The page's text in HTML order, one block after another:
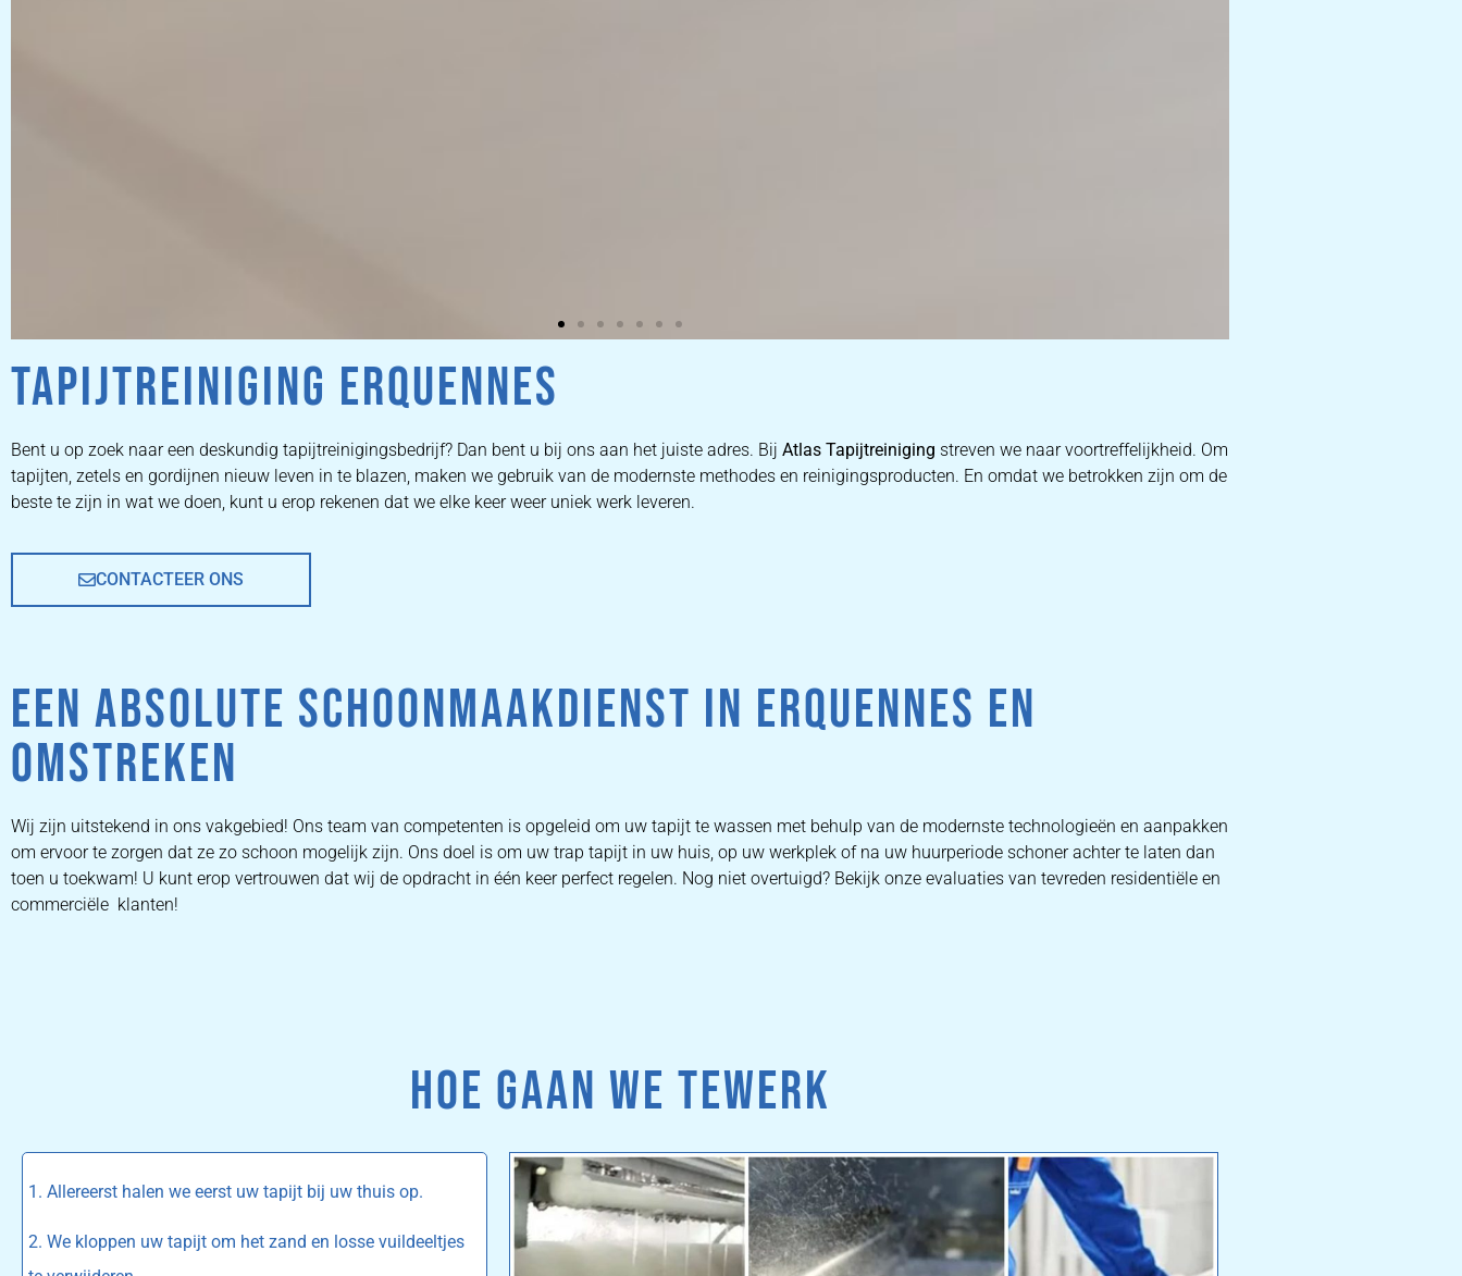
ZETEL
REINIGEN
ZETEL REINIGEN DOOR
PRIJZEN
TAPIJTREINIGING ERQUENNES
Bent u op zoek naar een deskundig tapijtreinigingsbedrijf? Dan bent u bij ons aan het juiste adres. Bij Atlas Tapijtreiniging streven we naar voortreffelijkheid. Om
tapijten, zetels en gordijnen nieuw leven in te blazen, maken we gebruik van de modernste methodes en reinigingsproducten. En omdat we betrokken zijn om de
beste te zijn in wat we doen, kunt u erop rekenen dat we elke keer weer uniek werk leveren.
CONTACTEER ONS
EEN ABSOLUTE SCHOONMAAKDIENST IN ERQUENNES EN
OMSTREKEN
Wij zijn uitstekend in ons vakgebied! Ons team van competenten is opgeleid om uw tapijt te wassen met behulp van de modernste technologieën en aanpakken
om ervoor te zorgen dat ze zo schoon mogelijk zijn. Ons doel is om uw trap tapijt in uw huis, op uw werkplek of na uw huurperiode schoner achter te laten dan
toen u toekwam! U kunt erop vertrouwen dat wij de opdracht in één keer perfect regelen. Nog niet overtuigd? Bekijk onze evaluaties van tevreden residentiële en
commerciële klanten!
HOE GAAN WE TEWERK
1. Allereerst halen we eerst uw tapijt bij uw thuis op.
2. We kloppen uw tapijt om het zand en losse vuildeeltjes